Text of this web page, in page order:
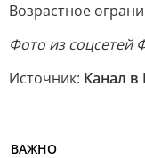
Возрастное
Фото из соцсетей
Источник: Канал в
ВАЖНО